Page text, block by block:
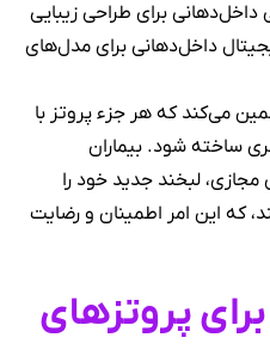
برای طراحی زیبایی
داخل‌دهانی برای مدل‌های
می‌کند که هر جزء پروتز با
ساخته شود. بیماران
مجازی، لبخند جدید خود را
که این امر اطمینان و رضایت
پروتزهای